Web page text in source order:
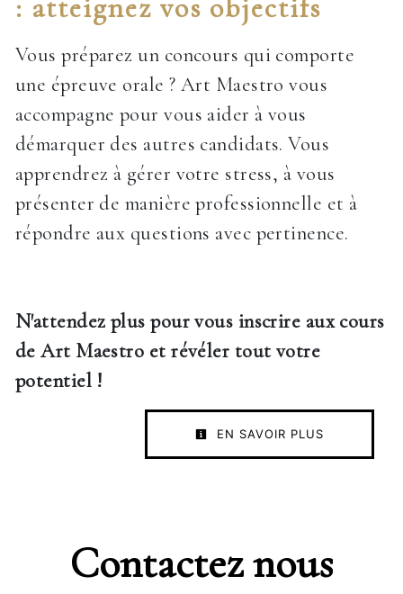
: atteignez vos objectifs
Vous préparez un concours qui comporte
une épreuve orale ? Art Maestro vous
accompagne pour vous aider à vous
démarquer des autres candidats. Vous
apprendrez à gérer votre stress, à vous
présenter de manière professionnelle et à
répondre aux questions avec pertinence.
N'attendez plus pour vous inscrire aux cours
de Art Maestro et révéler tout votre
potentiel !
EN SAVOIR PLUS
Contactez nous